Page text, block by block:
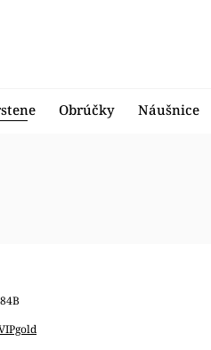
Obrúčky Náušnice